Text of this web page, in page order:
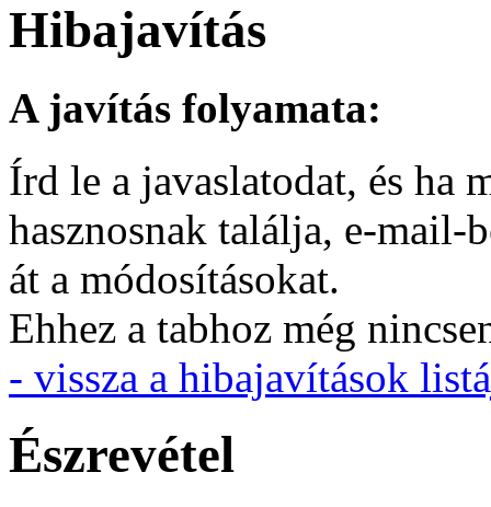
Hibajavítás
A javítás folyamata:
Írd le a javaslatodat, és ha
hasznosnak találja, e-mail-
át a módosításokat.
Ehhez a tabhoz még
- vissza a hibajavítások
Észrevétel